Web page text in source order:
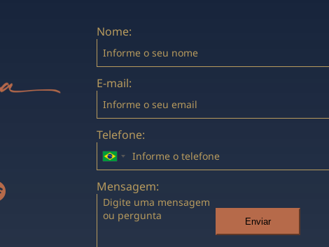
Nome:
E-mail:
Telefone:
Mensagem:
Enviar